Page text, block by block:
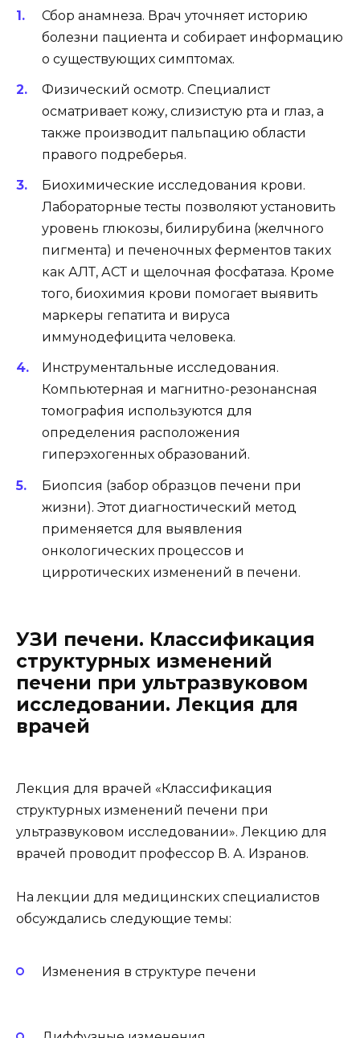
Сбор анамнеза. Врач уточняет историю
болезни пациента и собирает информацию
о существующих симптомах.
Физический осмотр. Специалист
осматривает кожу, слизистую рта и глаз, а
также производит пальпацию области
правого подреберья.
Биохимические исследования крови.
Лабораторные тесты позволяют установить
уровень глюкозы, билирубина (желчного
пигмента) и печеночных ферментов таких
как АЛТ, АСТ и щелочная фосфатаза. Кроме
того, биохимия крови помогает выявить
маркеры гепатита и вируса
иммунодефицита человека.
Инструментальные исследования.
Компьютерная и магнитно-резонансная
томография используются для
определения расположения
гиперэхогенных образований.
Биопсия (забор образцов печени при
жизни). Этот диагностический метод
применяется для выявления
онкологических процессов и
цирротических изменений в печени.
УЗИ печени. Классификация
структурных изменений
печени при ультразвуковом
исследовании. Лекция для
врачей
Лекция для врачей «Классификация
структурных изменений печени при
ультразвуковом исследовании». Лекцию для
врачей проводит профессор В. А. Изранов.
На лекции для медицинских специалистов
обсуждались следующие темы:
Изменения в структуре печени